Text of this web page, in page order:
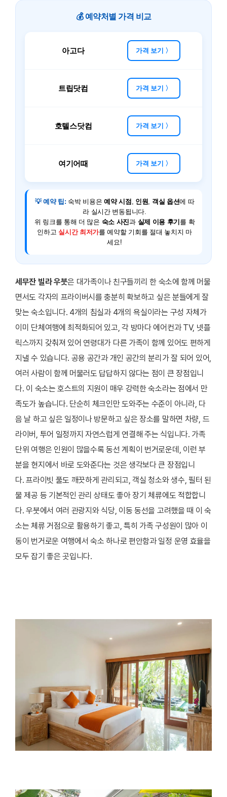
💰 예약처별 가격 비교
아고다 가격 보기 〉
트립닷컴 가격 보기 〉
호텔스닷컴 가격 보기 〉
여기어때 가격 보기 〉
💡 예약 팁: 숙박 비용은예약 시점 , 인원, 객실 옵션에 따
라 실시간 변동됩니다.
위 링크를 통해 더 많은 숙소 사진과 실제 이용 후기 를 확
인하고실시간 최저가를 예약할 기회를 절대 놓치지 마
세요!
세무잔 빌라 우붓은 대가족이나 친구들끼리 한 숙소에 함께 머물
면서도 각자의 프라이버시를 충분히 확보하고 싶은 분들에게 잘
맞는 숙소입니다. 4개의 침실과 4개의 욕실이라는 구성 자체가
이미 단체여행에 최적화되어 있고, 각 방마다 에어컨과 TV, 넷플
릭스까지 갖춰져 있어 연령대가 다른 가족이 함께 있어도 편하게
지낼 수 있습니다. 공용 공간과 개인 공간의 분리가 잘 되어 있어,
여러 사람이 함께 머물러도 답답하지 않다는 점이 큰 장점입니
다. 이 숙소는 호스트의 지원이 매우 강력한 숙소라는 점에서 만
족도가 높습니다. 단순히 체크인만 도와주는 수준이 아니라, 다
음 날 하고 싶은 일정이나 방문하고 싶은 장소를 말하면 차량, 드
라이버, 투어 일정까지 자연스럽게 연결해 주는 식입니다. 가족
단위 여행은 인원이 많을수록 동선 계획이 번거로운데, 이런 부
분을 현지에서 바로 도와준다는 것은 생각보다 큰 장점입니
다. 프라이빗 풀도 깨끗하게 관리되고, 객실 청소와 생수, 필터 된
물 제공 등 기본적인 관리 상태도 좋아 장기 체류에도 적합합니
다. 우붓에서 여러 관광지와 식당, 이동 동선을 고려했을 때 이 숙
소는 체류 거점으로 활용하기 좋고, 특히 가족 구성원이 많아 이
동이 번거로운 여행에서 숙소 하나로 편안함과 일정 운영 효율을
모두 잡기 좋은 곳입니다.